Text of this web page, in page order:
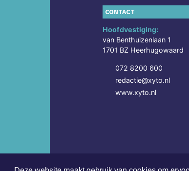
CONTACT
Hoofdvestiging:
van Benthuizenlaan 1
1701 BZ Heerhugowaard
072 8200 600
redactie@xyto.nl
www.xyto.nl